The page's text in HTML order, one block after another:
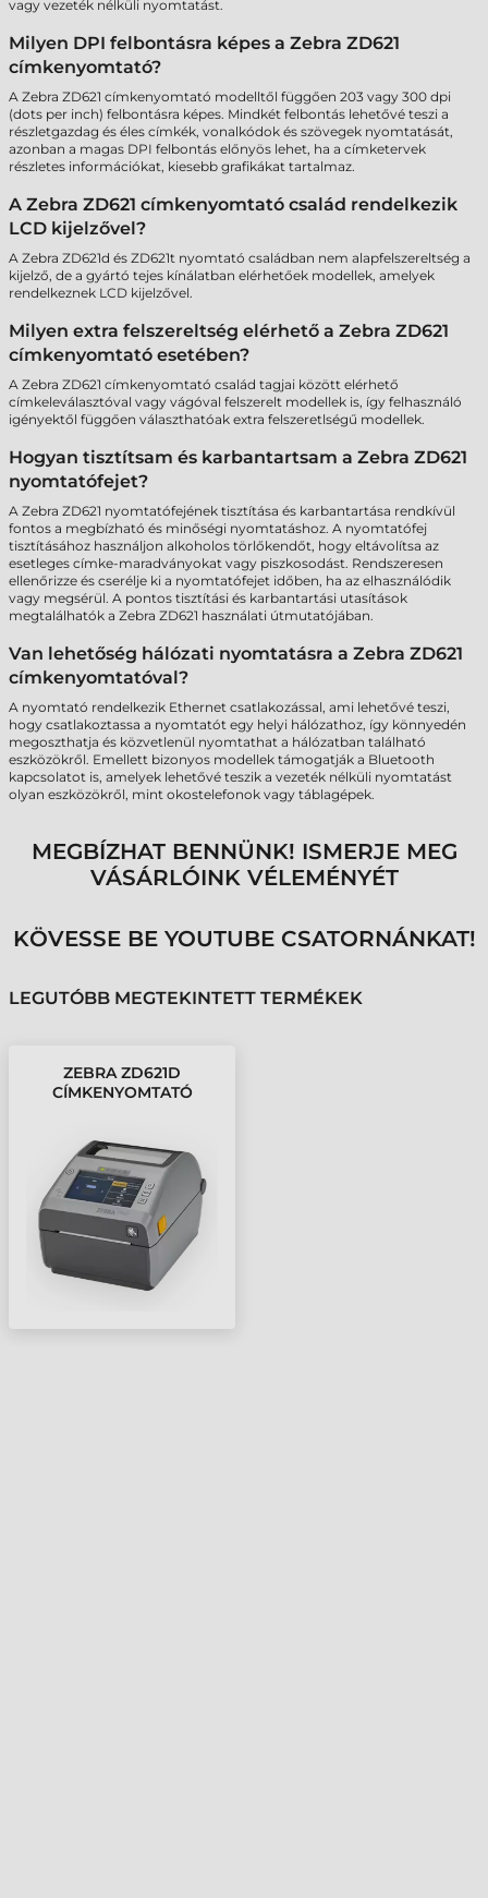
vagy vezeték nélküli nyomtatást.
Milyen DPI felbontásra képes a Zebra ZD621
címkenyomtató?
A Zebra ZD621 címkenyomtató modelltől függően 203 vagy 300 dpi
(dots per inch) felbontásra képes. Mindkét felbontás lehetővé teszi a
részletgazdag és éles címkék, vonalkódok és szövegek nyomtatását,
azonban a magas DPI felbontás előnyös lehet, ha a címketervek
részletes információkat, kiesebb grafikákat tartalmaz.
A Zebra ZD621 címkenyomtató család rendelkezik
LCD kijelzővel?
A Zebra ZD621d és ZD621t nyomtató családban nem alapfelszereltség a
kijelző, de a gyártó tejes kínálatban elérhetőek modellek, amelyek
rendelkeznek LCD kijelzővel.
Milyen extra felszereltség elérhető a Zebra ZD621
címkenyomtató esetében?
A Zebra ZD621 címkenyomtató család tagjai között elérhető
címkeleválasztóval vagy vágóval felszerelt modellek is, így felhasználó
igényektől függően választhatóak extra felszeretlségű modellek.
Hogyan tisztítsam és karbantartsam a Zebra ZD621
nyomtatófejet?
A Zebra ZD621 nyomtatófejének tisztítása és karbantartása rendkívül
fontos a megbízható és minőségi nyomtatáshoz. A nyomtatófej
tisztításához használjon alkoholos törlőkendőt, hogy eltávolítsa az
esetleges címke-maradványokat vagy piszkosodást. Rendszeresen
ellenőrizze és cserélje ki a nyomtatófejet időben, ha az elhasználódik
vagy megsérül. A pontos tisztítási és karbantartási utasítások
megtalálhatók a Zebra ZD621 használati útmutatójában.
Van lehetőség hálózati nyomtatásra a Zebra ZD621
címkenyomtatóval?
A nyomtató rendelkezik Ethernet csatlakozással, ami lehetővé teszi,
hogy csatlakoztassa a nyomtatót egy helyi hálózathoz, így könnyedén
megoszthatja és közvetlenül nyomtathat a hálózatban található
eszközökről. Emellett bizonyos modellek támogatják a Bluetooth
kapcsolatot is, amelyek lehetővé teszik a vezeték nélküli nyomtatást
olyan eszközökről, mint okostelefonok vagy táblagépek.
MEGBÍZHAT BENNÜNK! ISMERJE MEG
VÁSÁRLÓINK VÉLEMÉNYÉT
KÖVESSE BE YOUTUBE CSATORNÁNKAT!
LEGUTÓBB MEGTEKINTETT TERMÉKEK
ZEBRA ZD621D
CÍMKENYOMTATÓ